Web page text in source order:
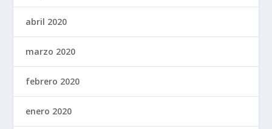
abril 2020
marzo 2020
febrero 2020
enero 2020